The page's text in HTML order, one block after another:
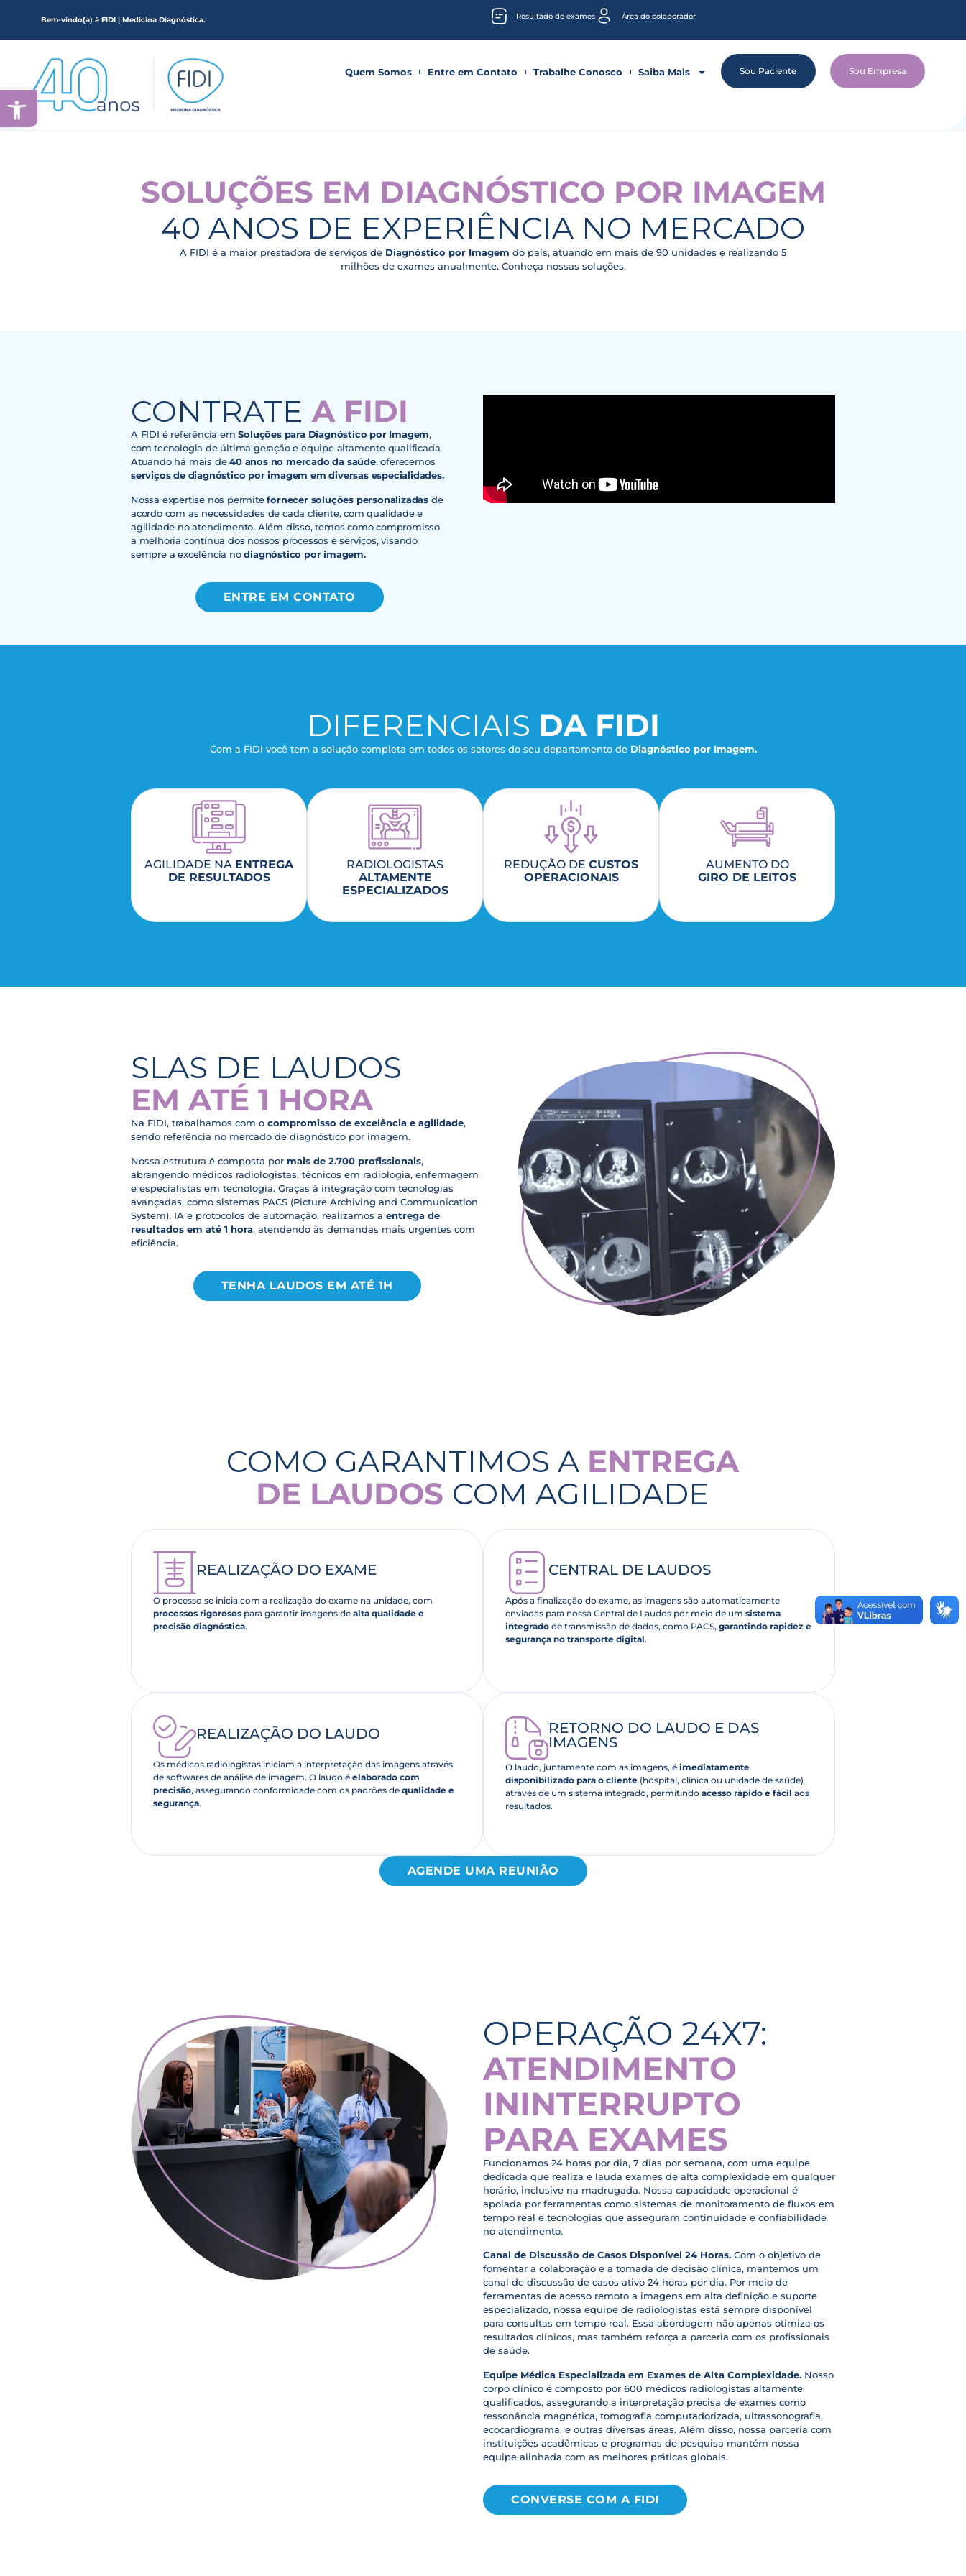
Abrir a barra de ferramentas
conteúdo
Bem-vindo(a) à FIDI | Medicina Diagnóstica. Resultado de exames Área do colaborador
Quem Somos Entre em Contato Trabalhe Conosco Saiba Mais Sou Paciente Sou Empresa
SOLUÇÕES EM DIAGNÓSTICO POR IMAGEM
40 ANOS DE EXPERIÊNCIA NO MERCADO
A FIDI é a maior prestadora de serviços de Diagnóstico por Imagem do país, atuando em mais de 90 unidades e realizando 5
milhões de exames anualmente. Conheça nossas soluções.
CONTRATE A FIDI
A FIDI é referência emSoluções para Diagnóstico por Imagem,
com tecnologia de última geração e equipe altamente qualificada.
Atuando há mais de40 anos no mercado da saúde, oferecemos
serviços de diagnóstico por imagem em diversas especialidades.
Nossa expertise nos permitefornecer soluções personalizadas de
acordo com as necessidades de cada cliente, com qualidade e
agilidade no atendimento. Além disso, temos como compromisso
a melhoria contínua dos nossos processos e serviços, visando
sempre a excelência nodiagnóstico por imagem.
ENTRE EM CONTATO
DIFERENCIAIS DA FIDI
Com a FIDI você tem a solução completa em todos os setores do seu departamento de Diagnóstico por Imagem.
AGILIDADE NA ENTREGA
DE RESULTADOS
RADIOLOGISTAS
ALTAMENTE
ESPECIALIZADOS
REDUÇÃO DE CUSTOS
OPERACIONAIS
AUMENTO DO
GIRO DE LEITOS
SLAS DE LAUDOS
EM ATÉ 1 HORA
Na FIDI, trabalhamos com o compromisso de excelência e agilidade,
sendo referência no mercado de diagnóstico por imagem.
Nossa estrutura é composta por mais de 2.700 profissionais,
abrangendo médicos radiologistas, técnicos em radiologia, enfermagem
e especialistas em tecnologia. Graças à integração com tecnologias
avançadas, como sistemas PACS (Picture Archiving and Communication
System), IA e protocolos de automação, realizamos a entrega de
resultados em até 1 hora, atendendo às demandas mais urgentes com
eficiência.
TENHA LAUDOS EM ATÉ 1H
COMO GARANTIMOS A ENTREGA
DE LAUDOS COM AGILIDADE
REALIZAÇÃO DO EXAME
O processo se inicia com a realização do exame na unidade, com
processos rigorosos para garantir imagens de alta qualidade e
precisão diagnóstica.
CENTRAL DE LAUDOS
Após a finalização do exame, as imagens são automaticamente
enviadas para nossa Central de Laudos por meio de um sistema
integrado de transmissão de dados, como PACS, garantindo rapidez e
segurança no transporte digital.
REALIZAÇÃO DO LAUDO
Os médicos radiologistas iniciam a interpretação das imagens através
de softwares de análise de imagem. O laudo é elaborado com
precisão, assegurando conformidade com os padrões de qualidade e
segurança.
RETORNO DO LAUDO E DAS
IMAGENS
O laudo, juntamente com as imagens, é imediatamente
disponibilizado para o cliente (hospital, clínica ou unidade de saúde)
através de um sistema integrado, permitindo acesso rápido e fácil aos
resultados.
AGENDE UMA REUNIÃO
OPERAÇÃO 24X7:
ATENDIMENTO
ININTERRUPTO
PARA EXAMES
Funcionamos 24 horas por dia, 7 dias por semana, com uma equipe
dedicada que realiza e lauda exames de alta complexidade em qualquer
horário, inclusive na madrugada. Nossa capacidade operacional é
apoiada por ferramentas como sistemas de monitoramento de fluxos em
tempo real e tecnologias que asseguram continuidade e confiabilidade
no atendimento.
Canal de Discussão de Casos Disponível 24 Horas. Com o objetivo de
fomentar a colaboração e a tomada de decisão clínica, mantemos um
canal de discussão de casos ativo 24 horas por dia. Por meio de
ferramentas de acesso remoto a imagens em alta definição e suporte
especializado, nossa equipe de radiologistas está sempre disponível
para consultas em tempo real. Essa abordagem não apenas otimiza os
resultados clínicos, mas também reforça a parceria com os profissionais
de saúde.
Equipe Médica Especializada em Exames de Alta Complexidade. Nosso
corpo clínico é composto por 600 médicos radiologistas altamente
qualificados, assegurando a interpretação precisa de exames como
ressonância magnética, tomografia computadorizada, ultrassonografia,
ecocardiograma, e outras diversas áreas. Além disso, nossa parceria com
instituições acadêmicas e programas de pesquisa mantém nossa
equipe alinhada com as melhores práticas globais.
CONVERSE COM A FIDI